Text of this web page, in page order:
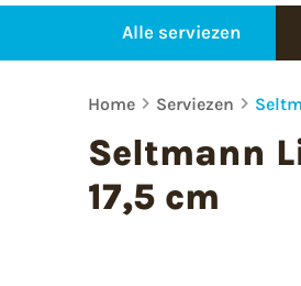
Alle serviezen
Home Serviezen
Seltmann
17,5 cm